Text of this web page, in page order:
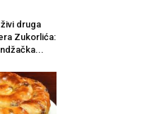
druga
Zukorlića: